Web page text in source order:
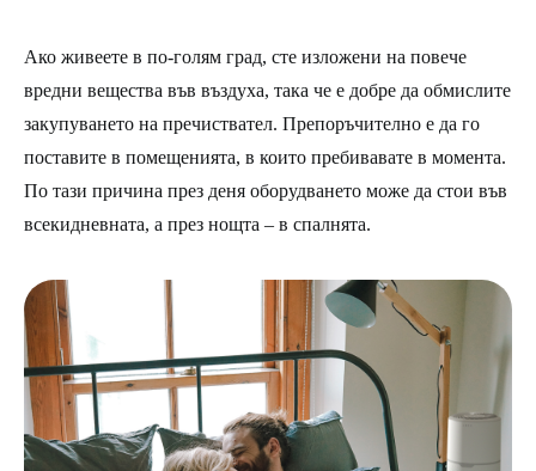
Ако живеете в по-голям град, сте изложени на повече
вредни вещества във въздуха, така че е добре да обмислите
закупуването на пречиствател. Препоръчително е да го
поставите в помещенията, в които пребивавате в момента.
По тази причина през деня оборудването може да стои във
всекидневната, а през нощта – в спалнята.